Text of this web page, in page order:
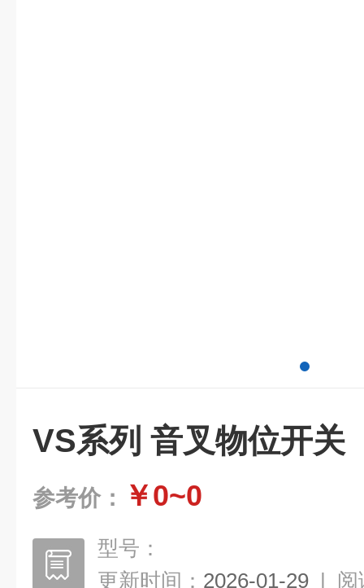
VS系列 音叉物位开关
参考价： ￥0~0
型号：
更新时间： 2026-01-29 | 阅